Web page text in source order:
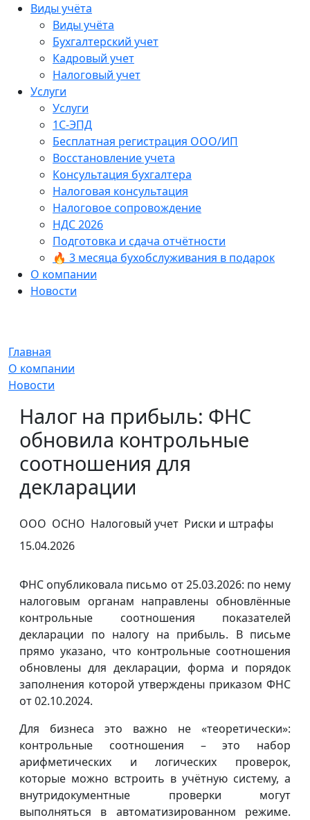
Виды учёта
Виды учёта
Бухгалтерский учет
Кадровый учет
Налоговый учет
Услуги
Услуги
1С-ЭПД
Бесплатная регистрация ООО/ИП
Восстановление учета
Консультация бухгалтера
Налоговая консультация
Налоговое сопровождение
НДС 2026
Подготовка и сдача отчётности
🔥 3 месяца бухобслуживания в подарок
О компании
Новости
Главная
О компании
Новости
Налог на прибыль: ФНС
обновила контрольные
соотношения для
декларации
ООО ОСНО Налоговый учет Риски и штрафы
15.04.2026
ФНС опубликовала письмо от 25.03.2026: по нему
налоговым органам направлены обновлённые
контрольные соотношения показателей
декларации по налогу на прибыль. В письме
прямо указано, что контрольные соотношения
обновлены для декларации, форма и порядок
заполнения которой утверждены приказом ФНС
от 02.10.2024.
Для бизнеса это важно не «теоретически»:
контрольные соотношения – это набор
арифметических и логических проверок,
которые можно встроить в учётную систему, а
внутридокументные проверки могут
выполняться в автоматизированном режиме.